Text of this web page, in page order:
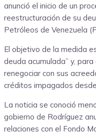
anunció el inicio de un
reestructuración de su
Petróleos de Venezuela
El objetivo de la medida
deuda acumulada” y,
renegociar con sus
créditos impagados
La noticia se conoció
gobierno de Rodríguez
relaciones con el Fondo